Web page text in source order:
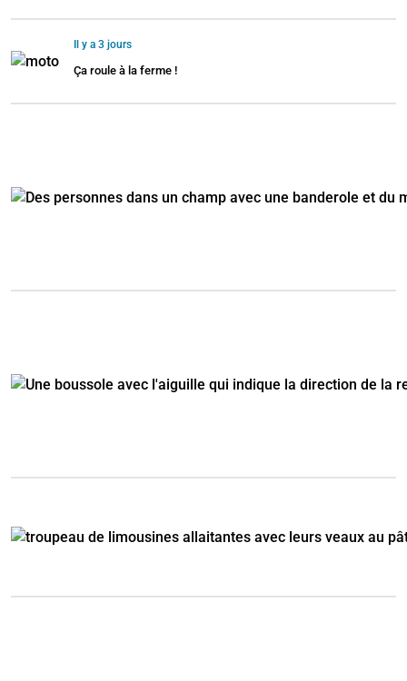
Il y a 3 jours
Ça roule à la ferme !